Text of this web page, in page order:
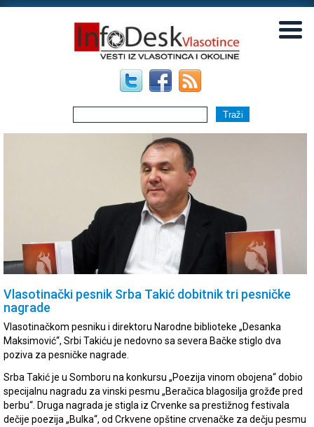
Vlasotinački pesnik Srba Takić dobitnik tri pesničke
nagrade
Vlasotinačkom pesniku i direktoru Narodne biblioteke „Desanka
Maksimović“, Srbi Takiću je nedovno sa severa Bačke stiglo dva
poziva za pesničke nagrade.
Srba Takić je u Somboru na konkursu „Poezija vinom obojena“ dobio
specijalnu nagradu za vinski pesmu „Beračica blagosilja grožđe pred
berbu“. Druga nagrada je stigla iz Crvenke sa prestižnog festivala
dečije poezija „Bulka“, od Crkvene opštine crvenačke za dečju pesmu